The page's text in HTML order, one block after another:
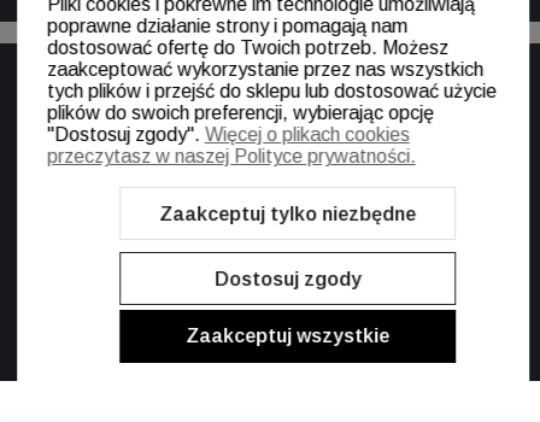
Szablon Shoper Modern 3.0™ od GrowCommerce
Sklep internetowy Shoper.pl
Pliki cookies i pokrewne im technologie umożliwiają
poprawne działanie strony i pomagają nam
dostosować ofertę do Twoich potrzeb. Możesz
zaakceptować wykorzystanie przez nas wszystkich
tych plików i przejść do sklepu lub dostosować użycie
plików do swoich preferencji, wybierając opcję
"Dostosuj zgody". Więcej o plikach cookies
przeczytasz w naszej Polityce prywatności.
Zaakceptuj tylko niezbędne
Dostosuj zgody
Zaakceptuj wszystkie